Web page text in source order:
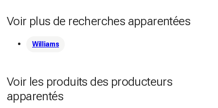
Voir plus de recherches apparentées
Williams
Voir les produits des producteurs
apparentés